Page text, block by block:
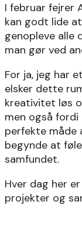
I februar fejrer
kan godt lide
genopleve alle
man gør ved
For ja, jeg har
elsker dette
kreativitet løs
men også
perfekte måde
begynde at
samfundet.
Hver dag her
projekter og